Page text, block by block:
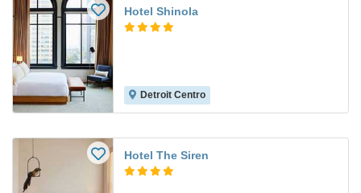
Hotel Shinola
Detroit Centro
Hotel The Siren